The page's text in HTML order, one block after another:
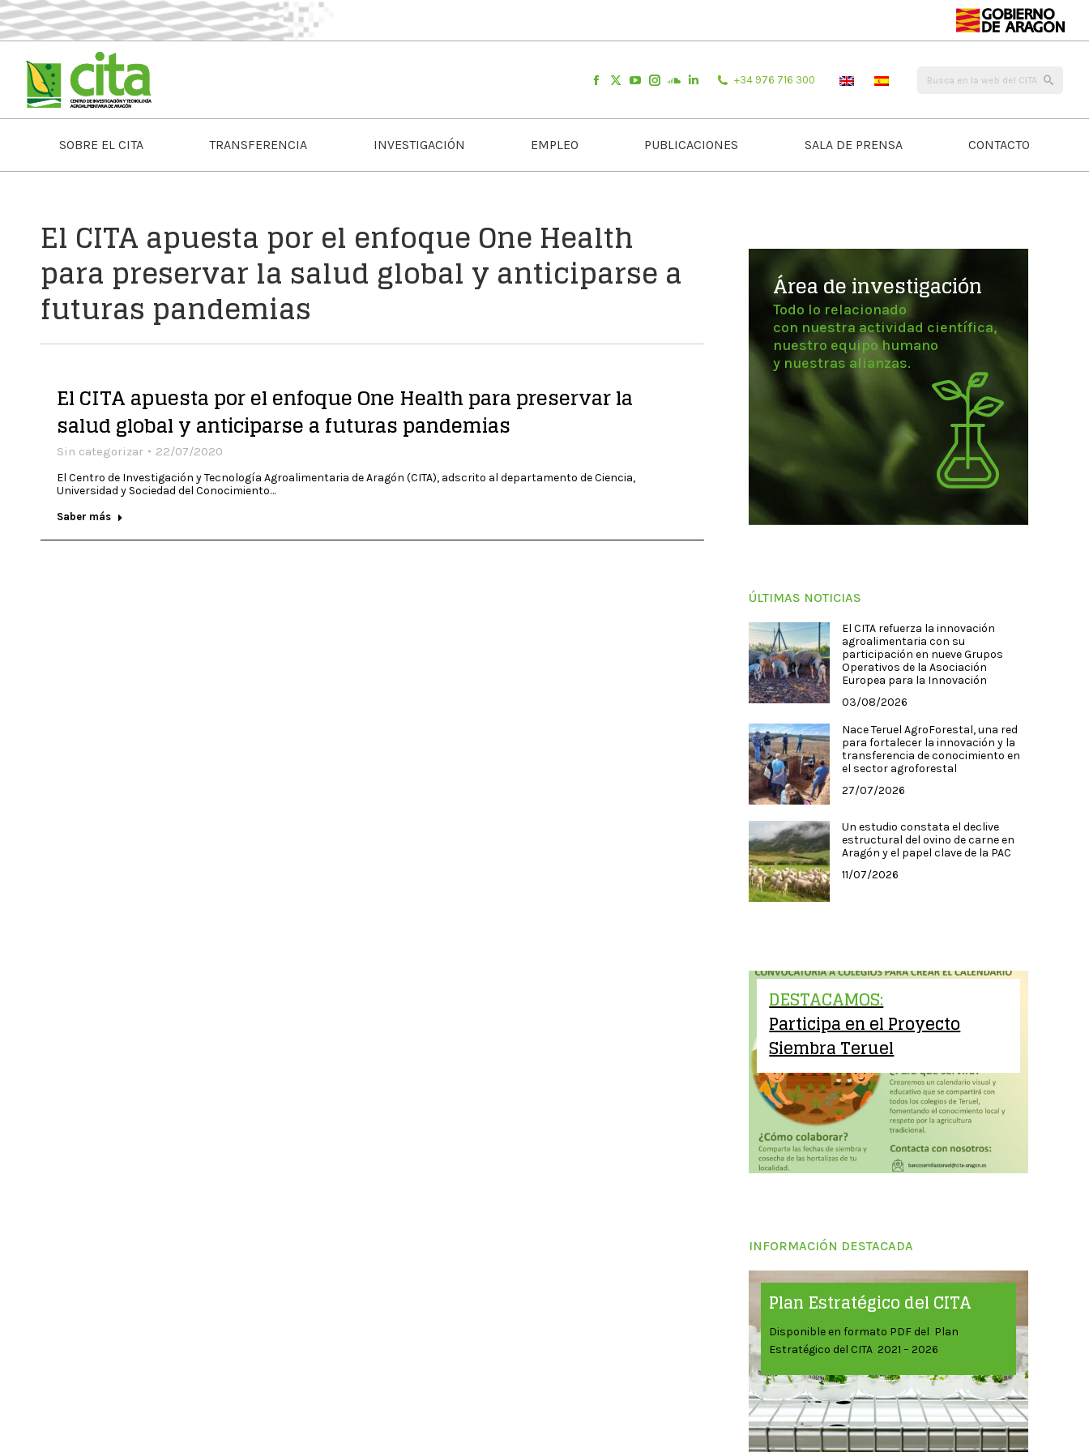
+34 976 716 300
SOBRE EL CITA TRANSFERENCIA INVESTIGACIÓN EMPLEO PUBLICACIONES SALA DE PRENSA CONTACTO
El CITA apuesta por el enfoque One Health
para preservar la salud global y anticiparse a
futuras pandemias
El CITA apuesta por el enfoque One Health para preservar la
salud global y anticiparse a futuras pandemias
Sin categorizar 22/07/2020
El Centro de Investigación y Tecnología Agroalimentaria de Aragón (CITA), adscrito al departamento de Ciencia,
Universidad y Sociedad del Conocimiento…
Saber más
Área de investigación
Todo lo relacionado
con nuestra actividad científica,
nuestro equipo humano
y nuestras alianzas.
ÚLTIMAS NOTICIAS
El CITA refuerza la innovación
agroalimentaria con su
participación en nueve Grupos
Operativos de la Asociación
Europea para la Innovación
03/08/2026
Nace Teruel AgroForestal, una red
para fortalecer la innovación y la
transferencia de conocimiento en
el sector agroforestal
27/07/2026
Un estudio constata el declive
estructural del ovino de carne en
Aragón y el papel clave de la PAC
11/07/2026
DESTACAMOS:
Participa en el Proyecto
Siembra Teruel
INFORMACIÓN DESTACADA
Plan Estratégico del CITA
Disponible en formato PDF del Plan
Estratégico del CITA 2021 – 2026